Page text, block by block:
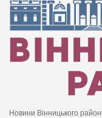
Новини Вінницького